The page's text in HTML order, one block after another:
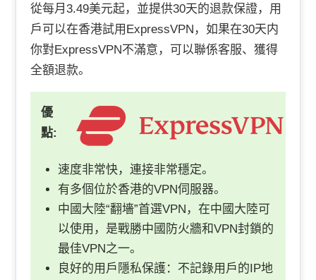
從每月3.49美元起，並提供30天的退款保證，用
戶可以在香港試用ExpressVPN，如果在30天内
你對ExpressVPN不滿意，可以聯係客服、獲得
全額退款。
優
點:
速度非常快，連接非常穩定。
有多個位於香港的VPN伺服器。
中國大陸“翻墻”首選VPN，在中國大陸可
以使用，是戰勝中國防火牆和VPN封鎖的
最佳VPN之一。
良好的用戶隱私保護：不記錄用戶的IP地